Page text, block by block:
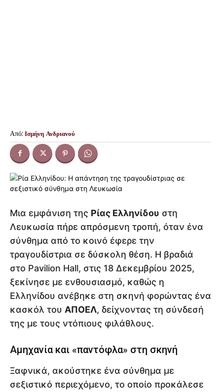
Από: Ισμήνη Ανδριανού
Μια εμφάνιση της Ρίας Ελληνίδου στη
Λευκωσία πήρε απρόσμενη τροπή, όταν ένα
σύνθημα από το κοινό έφερε την
τραγουδίστρια σε δύσκολη θέση. Η βραδιά
στο Pavilion Hall, στις 18 Δεκεμβρίου 2025,
ξεκίνησε με ενθουσιασμό, καθώς η
Ελληνίδου ανέβηκε στη σκηνή φορώντας ένα
κασκόλ του ΑΠΟΕΛ, δείχνοντας τη σύνδεσή
της με τους ντόπιους φιλάθλους.
Αμηχανία και «παντόφλα» στη σκηνή
Ξαφνικά, ακούστηκε ένα σύνθημα με
σεξιστικό περιεχόμενο, το οποίο προκάλεσε